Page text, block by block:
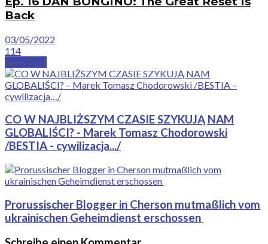
Back
03/05/2022
114
Next Post
CO W NAJBLIŻSZYM CZASIE SZYKUJĄ NAM
GLOBALIŚCI? - Marek Tomasz Chodorowski
/BESTIA - cywilizacja.../
Prorussischer Blogger in Cherson mutmaßlich vom
ukrainischen Geheimdienst erschossen